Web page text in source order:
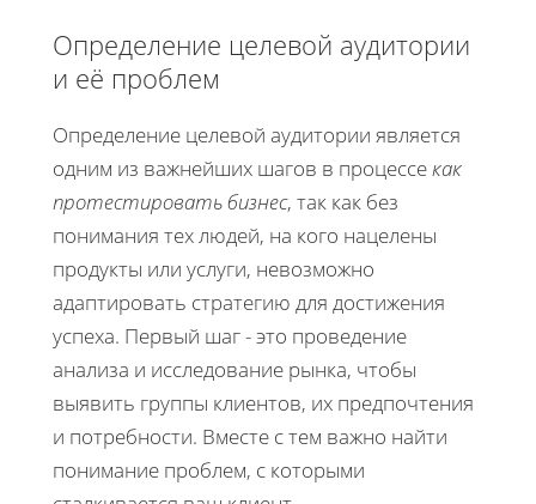
Определение целевой аудитории
и её проблем
Определение целевой аудитории является
одним из важнейших шагов в процессекак
протестировать бизнес, так как без
понимания тех людей, на кого нацелены
продукты или услуги, невозможно
адаптировать стратегию для достижения
успеха. Первый шаг - это проведение
анализа и исследование рынка, чтобы
выявить группы клиентов, их предпочтения
и потребности. Вместе с тем важно найти
понимание проблем, с которыми